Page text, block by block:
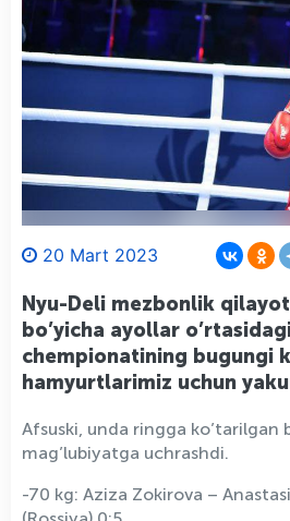
20 Mart 2023
Nyu-Deli mezbonlik
bo’yicha ayollar
chempionatining bugungi
hamyurtlarimiz uchun
Afsuski, unda ringga ko’tarilgan
mag’lubiyatga uchrashdi.
-70 kg: Aziza Zokirova –